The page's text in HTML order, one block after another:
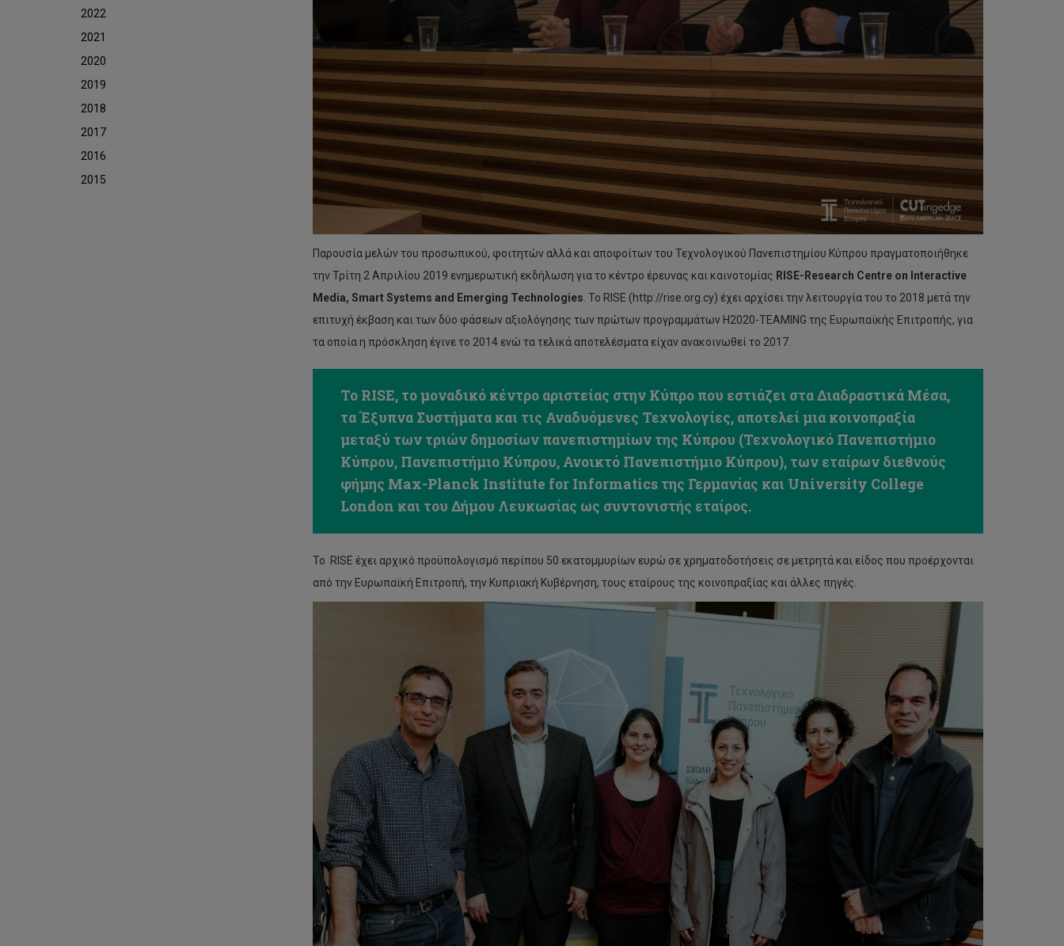
2022
2021
2020
2019
2018
2017
2016
2015
Παρουσία μελών του προσωπικού, φοιτητών αλλά και αποφοίτων του Τεχνολογικού Πανεπιστημίου Κύπρου πραγματοποιήθηκε
την Τρίτη 2 Απριλίου 2019 ενημερωτική εκδήλωση για το κέντρο έρευνας και καινοτομίας RISE-Research Centre on Interactive
Media, Smart Systems and Emerging Technologies . Το RISE (http://rise.org.cy) έχει αρχίσει την λειτουργία του το 2018 μετά την
επιτυχή έκβαση και των δύο φάσεων αξιολόγησης των πρώτων προγραμμάτων Η2020-TEAMING της Ευρωπαϊκής Επιτροπής, για
τα οποία η πρόσκληση έγινε το 2014 ενώ τα τελικά αποτελέσματα είχαν ανακοινωθεί το 2017.
Το RISE, το μοναδικό κέντρο αριστείας στην Κύπρο που εστιάζει στα Διαδραστικά Μέσα,
τα Έξυπνα Συστήματα και τις Αναδυόμενες Τεχνολογίες, αποτελεί μια κοινοπραξία
μεταξύ των τριών δημοσίων πανεπιστημίων της Κύπρου (Τεχνολογικό Πανεπιστήμιο
Κύπρου, Πανεπιστήμιο Κύπρου, Ανοικτό Πανεπιστήμιο Κύπρου), των εταίρων διεθνούς
φήμης Max-Planck Institute for Informatics της Γερμανίας και University College
London και του Δήμου Λευκωσίας ως συντονιστής εταίρος.
To RISE έχει αρχικό προϋπολογισμό περίπου 50 εκατομμυρίων ευρώ σε χρηματοδοτήσεις σε μετρητά και είδος που προέρχονται
από την Ευρωπαϊκή Επιτροπή, την Κυπριακή Κυβέρνηση, τους εταίρους της κοινοπραξίας και άλλες πηγές.